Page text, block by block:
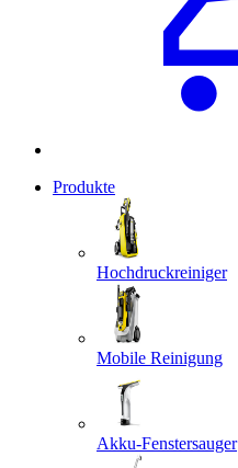
Produkte
Hochdruckreiniger
Mobile Reinigung
Akku-Fenstersauger